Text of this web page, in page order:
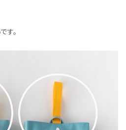
す。